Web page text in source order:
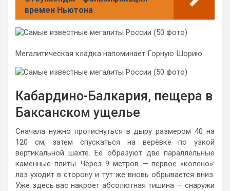
времен Ньютона
Мегалитическая кладка напоминает Горную Шорию.
Кабардино-Балкария, пещера в
Баксанском ущелье
Сначала нужно протиснуться в дыру размером 40 на
120 см, затем спускаться на верёвке по узкой
вертикальной шахте. Её образуют две параллельные
каменные плиты. Через 9 метров — первое «колено»:
лаз уходит в сторону и тут же вновь обрывается вниз.
Уже здесь вас накроет абсолютная тишина — снаружи